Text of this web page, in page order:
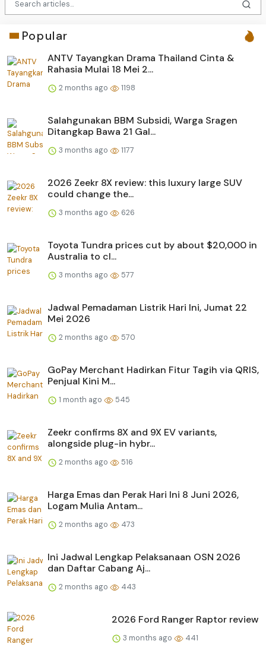
Popular
ANTV Tayangkan Drama Thailand Cinta &
Rahasia Mulai 18 Mei 2...
2 months ago 1198
Salahgunakan BBM Subsidi, Warga Sragen
Ditangkap Bawa 21 Gal...
3 months ago 1177
2026 Zeekr 8X review: this luxury large SUV
could change the...
3 months ago 626
Toyota Tundra prices cut by about $20,000 in
Australia to cl...
3 months ago 577
Jadwal Pemadaman Listrik Hari Ini, Jumat 22
Mei 2026
2 months ago 570
GoPay Merchant Hadirkan Fitur Tagih via QRIS,
Penjual Kini M...
1 month ago 545
Zeekr confirms 8X and 9X EV variants,
alongside plug-in hybr...
2 months ago 516
Harga Emas dan Perak Hari Ini 8 Juni 2026,
Logam Mulia Antam...
2 months ago 473
Ini Jadwal Lengkap Pelaksanaan OSN 2026
dan Daftar Cabang Aj...
2 months ago 443
2026 Ford Ranger Raptor review
3 months ago 441